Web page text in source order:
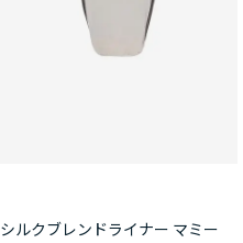
シルクブレンドライナー マミー